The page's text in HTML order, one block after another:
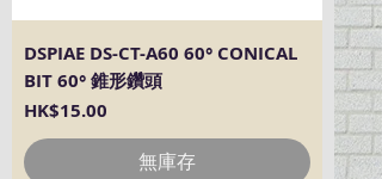
DSPIAE DS-CT-A60 60° CONICAL
BIT 60° 錐形鑽頭
價格
HK$15.00
無庫存